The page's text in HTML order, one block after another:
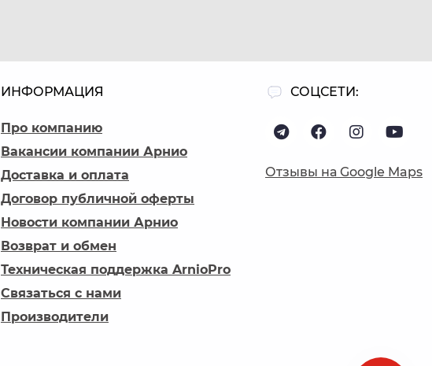
ИНФОРМАЦИЯ
Про компанию
Вакансии компании Арнио
Доставка и оплата
Договор публичной оферты
Новости компании Арнио
Возврат и обмен
Техническая поддержка ArnioPro
Связаться с нами
Производители
СОЦСЕТИ:
Отзывы на Google Maps